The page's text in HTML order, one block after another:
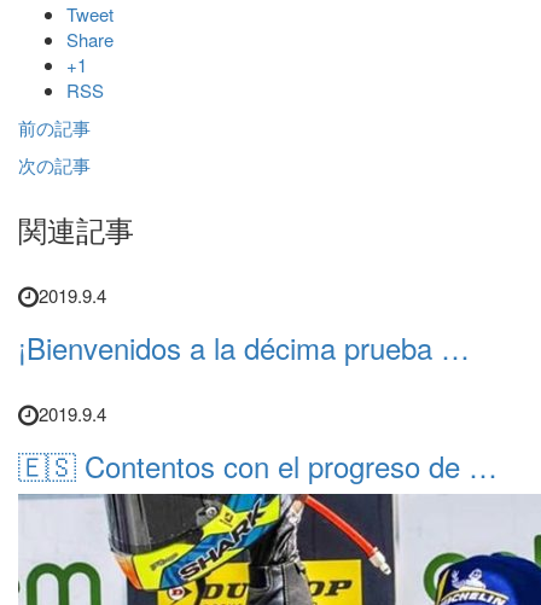
Tweet
Share
+1
RSS
前の記事
次の記事
関連記事
2019.9.4
¡Bienvenidos a la décima prueba …
2019.9.4
🇪🇸 Contentos con el progreso de …